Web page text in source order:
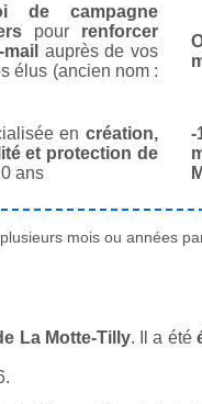
de campagne
pour renforcer
auprès de vos
élus (ancien nom :
en création,
et protection de
ans
-
mois ou années
La Motte-Tilly. Il a été